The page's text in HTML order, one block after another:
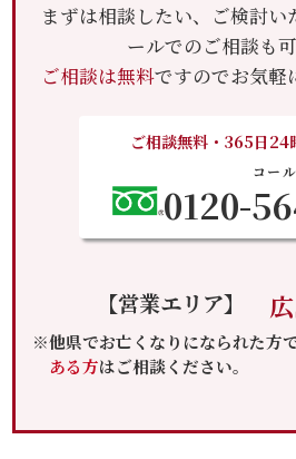
まずは相談したい、ご検討い
ールでのご相談も可
ご相談は無料ですのでお気軽
ご相談無料・365日24
0120-
コー
【営業エリア】
※他県でお亡くなりになられた方で
ある方はご相談ください。